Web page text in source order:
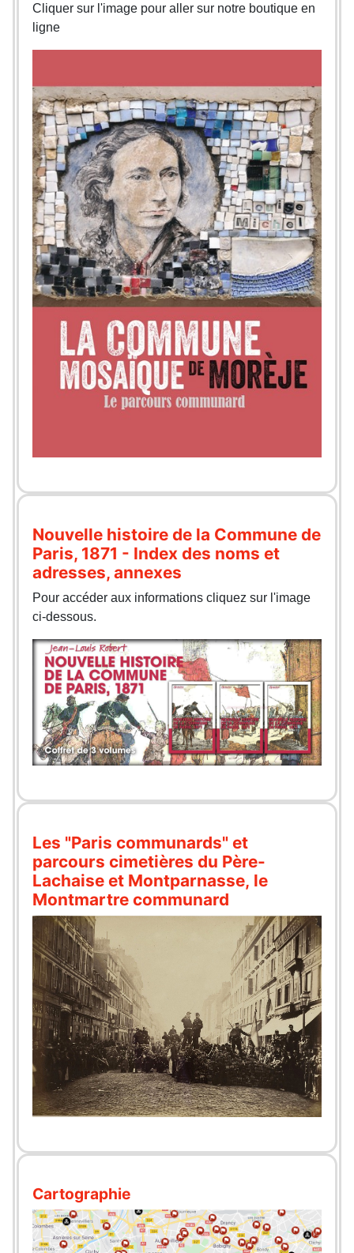
Cliquer sur l'image pour aller sur notre boutique en
ligne
Nouvelle histoire de la Commune de
Paris, 1871 - Index des noms et
adresses, annexes
Pour accéder aux informations cliquez sur l'image
ci-dessous.
Les "Paris communards" et
parcours cimetières du Père-
Lachaise et Montparnasse, le
Montmartre communard
Cartographie